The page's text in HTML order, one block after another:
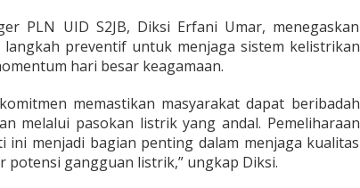
PLN UID S2JB, Diksi Erfani Umar, menegaskan
preventif untuk menjaga sistem kelistrikan
hari besar keagamaan.
memastikan masyarakat dapat beribadah
melalui pasokan listrik yang andal. Pemeliharaan
menjadi bagian penting dalam menjaga kualitas
potensi gangguan listrik,” ungkap Diksi.